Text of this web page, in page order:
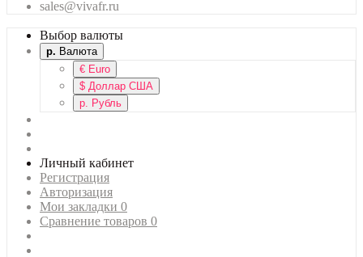
sales@vivafr.ru
Выбор валюты
р. Валюта
€ Euro
$ Доллар США
р. Рубль
Личный кабинет
Регистрация
Авторизация
Мои закладки 0
Сравнение товаров 0